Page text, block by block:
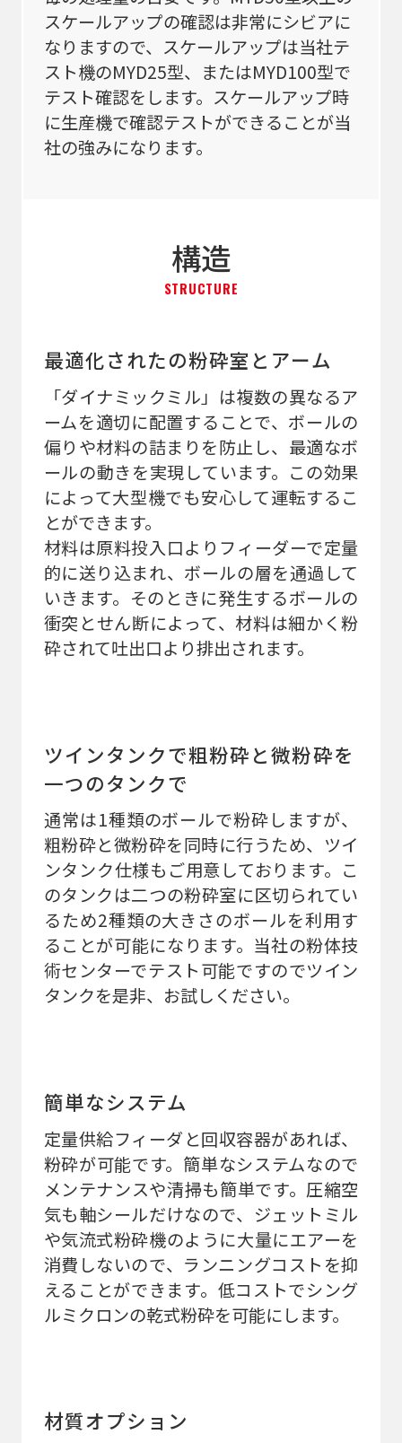
スケールアップの確認は非常にシビアに
なりますので、スケールアップは当社テ
スト機のMYD25型、またはMYD100型で
テスト確認をします。スケールアップ時
に生産機で確認テストができることが当
社の強みになります。
構造
STRUCTURE
最適化されたの粉砕室とアーム
「ダイナミックミル」は複数の異なるア
ームを適切に配置することで、ボールの
偏りや材料の詰まりを防止し、最適なボ
ールの動きを実現しています。この効果
によって大型機でも安心して運転するこ
とができます。
材料は原料投入口よりフィーダーで定量
的に送り込まれ、ボールの層を通過して
いきます。そのときに発生するボールの
衝突とせん断によって、材料は細かく粉
砕されて吐出口より排出されます。
ツインタンクで粗粉砕と微粉砕を
一つのタンクで
通常は1種類のボールで粉砕しますが、
粗粉砕と微粉砕を同時に行うため、ツイ
ンタンク仕様もご用意しております。こ
のタンクは二つの粉砕室に区切られてい
るため2種類の大きさのボールを利用す
ることが可能になります。当社の粉体技
術センターでテスト可能ですのでツイン
タンクを是非、お試しください。
簡単なシステム
定量供給フィーダと回収容器があれば、
粉砕が可能です。簡単なシステムなので
メンテナンスや清掃も簡単です。圧縮空
気も軸シールだけなので、ジェットミル
や気流式粉砕機のように大量にエアーを
消費しないので、ランニングコストを抑
えることができます。低コストでシング
ルミクロンの乾式粉砕を可能にします。
材質オプション